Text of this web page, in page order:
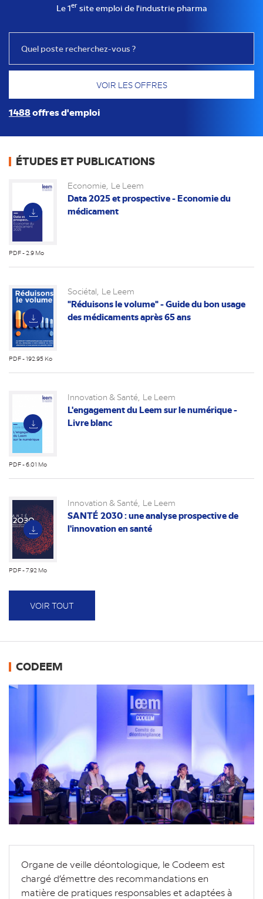
Le 1ersite emploi de l'industrie pharma
1488offres d'emploi
ÉTUDES ET PUBLICATIONS
PDF - 2.9 Mo
Economie Le Leem
Data 2025 et prospective - Economie du
médicament
PDF - 192.95 Ko
Sociétal Le Leem
"Réduisons le volume" - Guide du bon usage
des médicaments après 65 ans
PDF - 6.01 Mo
Innovation & Santé Le Leem
L'engagement du Leem sur le numérique -
Livre blanc
PDF - 7.92 Mo
onglet)
Innovation & Santé Le Leem
SANTÉ 2030 : une analyse prospective de
l'innovation en santé
VOIR TOUT
CODEEM
Organe de veille déontologique, le Codeem est
chargé d’émettre des recommandations en
matière de pratiques responsables et adaptées à